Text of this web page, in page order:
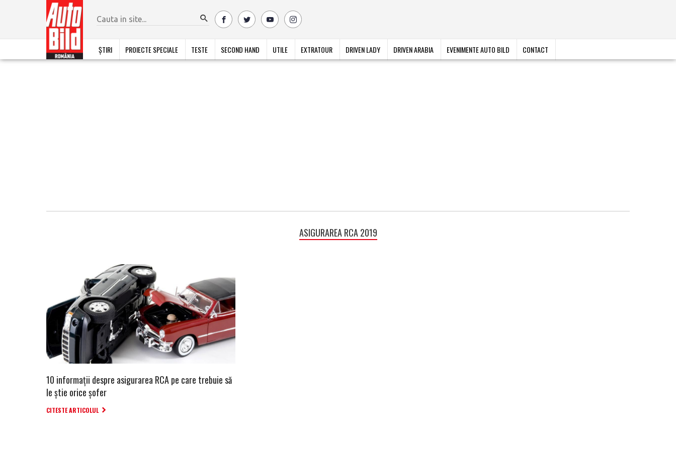
ȘTIRI PROIECTE SPECIALE TESTE SECOND HAND UTILE EXTRATOUR DRIVEN LADY DRIVEN ARABIA EVENIMENTE AUTO BILD CONTACT
ASIGURAREA RCA 2019
10 informaţii despre asigurarea RCA pe care trebuie să
le ştie orice şofer
CITESTE ARTICOLUL